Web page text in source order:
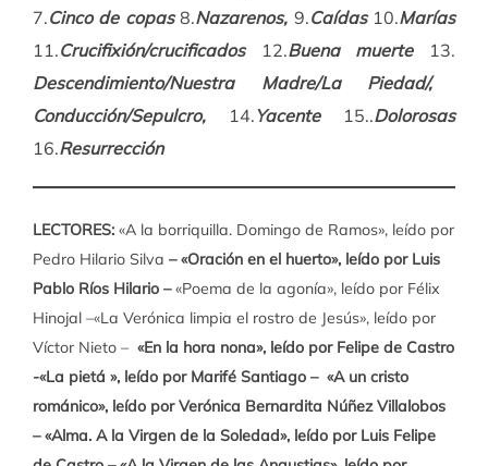
7.Cinco de copas8.Nazarenos, 9.Caídas10.Marías
11.Crucifixión/crucificados12.Buena muerte13.
Descendimiento/Nuestra Madre/La Piedad/,
Conducción/Sepulcro, 14.Yacente15..Dolorosas
16.Resurrección
LECTORES: «A la borriquilla. Domingo de Ramos», leído por
Pedro Hilario Silva – «Oración en el huerto», leído por Luis
Pablo Ríos Hilario –«Poema de la agonía», leído por Félix
Hinojal –«La Verónica limpia el rostro de Jesús», leído por
Víctor Nieto – «En la hora nona», leído por Felipe de Castro
-«La pietá », leído por Marifé Santiago –«A un cristo
románico», leído por Verónica Bernardita Núñez Villalobos
– «Alma. A la Virgen de la Soledad», leído por Luis Felipe